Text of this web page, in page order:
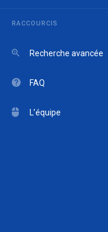
RACCOURCIS
Recherche avancée
FAQ
L’équipe